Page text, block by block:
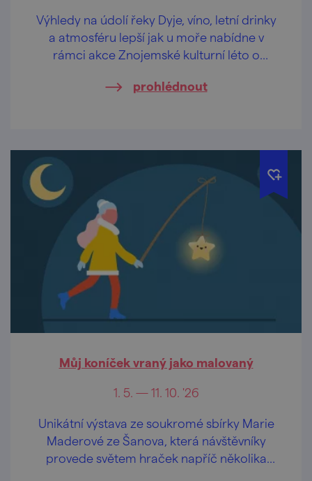
Výhledy na údolí řeky Dyje, víno, letní drinky
a atmosféru lepší jak u moře nabídne v
rámci akce Znojemské kulturní léto o
u rotundy sv. Kateřiny v historickém centru
prohlédnout
Můj koníček vraný jako malovaný
1. 5. — 11. 10. '26
Unikátní výstava ze soukromé sbírky Marie
Maderové ze Šanova, která návštěvníky
provede světem hraček napříč několika